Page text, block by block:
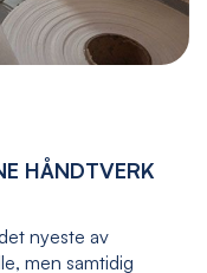
HÅNDTVERK
nyeste av
men samtidig